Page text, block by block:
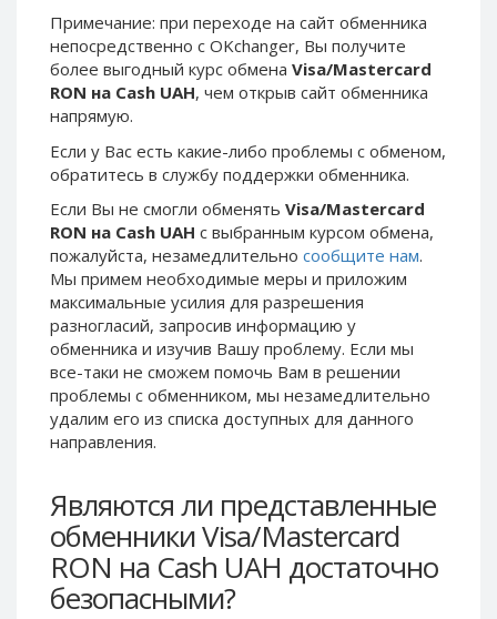
Примечание: при переходе на сайт обменника
непосредственно c OKchanger, Вы получите
более выгодный курс обмена Visa/Mastercard
RON на Cash UAH, чем открыв сайт обменника
напрямую.
Если у Вас есть какие-либо проблемы с обменом,
обратитесь в службу поддержки обменника.
Если Вы не смогли обменять Visa/Mastercard
RON на Cash UAH с выбранным курсом обмена,
пожалуйста, незамедлительно сообщите нам.
Мы примем необходимые меры и приложим
максимальные усилия для разрешения
разногласий, запросив информацию у
обменника и изучив Вашу проблему. Если мы
все-таки не сможем помочь Вам в решении
проблемы c обменником, мы незамедлительно
удалим его из списка доступных для данного
направления.
Являются ли представленные
обменники Visa/Mastercard
RON на Cash UAH достаточно
безопасными?
Paxum EUR
Epay USD
Epay EUR
Phone Balance RUB
Phone Balance UAH
Phone Balance AMD
Neteller USD
Neteller EUR
Neteller INR
Neteller PLN
Neteller GBP
Neteller NOK
Neteller SEK
PaySera USD
PaySera PLN
AliPay CNY
UnionPay CNY
Paymer USD
Paxum EUR
Epay USD
Epay EUR
Phone Balance UAH
Phone Balance AMD
Neteller USD
Neteller EUR
Neteller INR
Neteller PLN
Neteller GBP
Neteller NOK
Neteller SEK
PaySera PLN
AliPay CNY
UnionPay CNY